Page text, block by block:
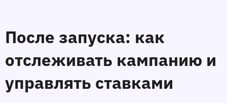
После запуска: как
отслеживать кампанию и
управлять ставками